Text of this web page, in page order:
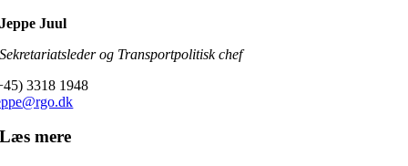
Jeppe Juul
Sekretariatsleder og Transportpolitisk chef
3318 1948
Læs mere